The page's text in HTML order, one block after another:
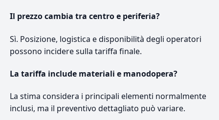
Il prezzo cambia tra centro e periferia?
Sì. Posizione, logistica e disponibilità degli operatori
possono incidere sulla tariffa finale.
La tariffa include materiali e manodopera?
La stima considera i principali elementi normalmente
inclusi, ma il preventivo dettagliato può variare.